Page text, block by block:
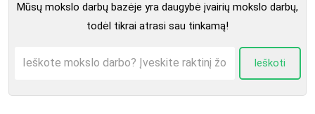
Mūsų mokslo darbų bazėje yra daugybė įvairių mokslo darbų,
todėl tikrai atrasi sau tinkamą!
Ieškoti